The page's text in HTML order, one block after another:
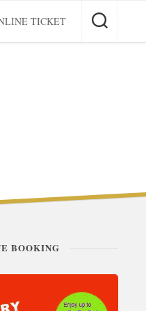
TICKET
BOOKING